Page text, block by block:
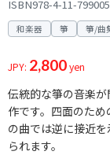
ISBN978-4-11-
和楽器 箏 箏/曲
JPY: 2,800yen
伝統的な箏の音楽
作です。四面のた
の曲では逆に接近
られます。